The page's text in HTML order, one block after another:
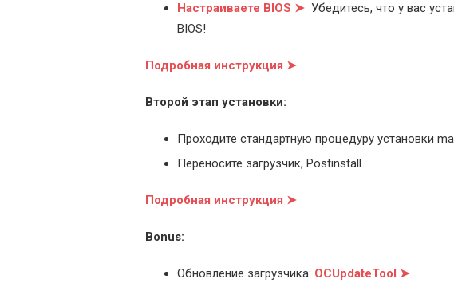
Настраиваете BIOS ➤ Убедитесь, что у вас
BIOS!
Подробная инструкция ➤
Второй этап установки:
Проходите стандартную процедуру установки
Переносите загрузчик, Postinstall
Подробная инструкция ➤
Bonus:
Обновление загрузчика: OCUpdateTool ➤